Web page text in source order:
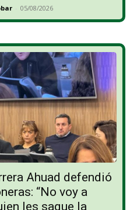
- 05/08/2026
Ahuad defendió
“No voy a
les saque la